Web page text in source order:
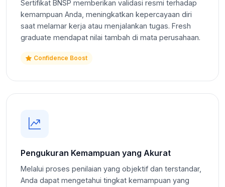
Sertifikat BNSP memberikan validasi resmi terhadap
kemampuan Anda, meningkatkan kepercayaan diri
saat melamar kerja atau menjalankan tugas. Fresh
graduate mendapat nilai tambah di mata perusahaan.
Confidence Boost
Pengukuran Kemampuan yang Akurat
Melalui proses penilaian yang objektif dan terstandar,
Anda dapat mengetahui tingkat kemampuan yang